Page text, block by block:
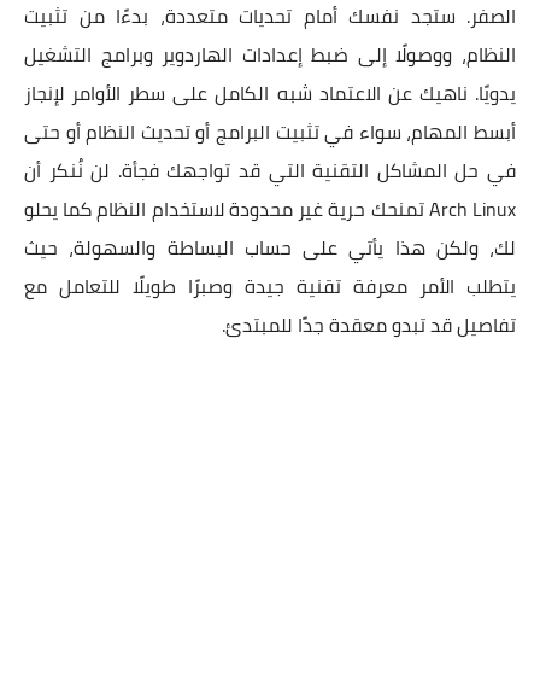
الصفر. ستجد نفسك أمام تحديات متعددة، بدءًا من تثبيت
النظام، ووصولًا إلى ضبط إعدادات الهاردوير وبرامج التشغيل
يدويًا. ناهيك عن الاعتماد شبه الكامل على سطر الأوامر لإنجاز
أبسط المهام، سواء في تثبيت البرامج أو تحديث النظام أو حتى
في حل المشاكل التقنية التي قد تواجهك فجأة. لن نُنكر أن
Arch Linux تمنحك حرية غير محدودة لاستخدام النظام كما يحلو
لك، ولكن هذا يأتي على حساب البساطة والسهولة، حيث
يتطلب الأمر معرفة تقنية جيدة وصبرًا طويلًا للتعامل مع
تفاصيل قد تبدو معقدة جدًا للمبتدئ.